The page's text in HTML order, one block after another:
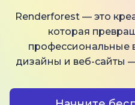
Renderforest — это
которая
профессиональные
дизайны и веб-сайты